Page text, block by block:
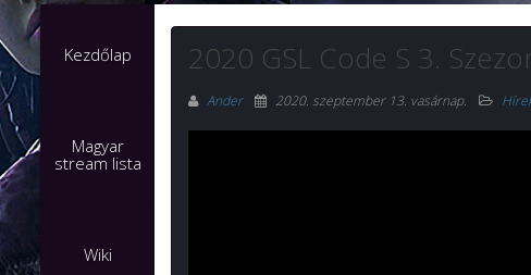
Kezdőlap
Magyar
stream lista
Wiki
2020 GSL Code S 3.
Ander 2020. szeptember 13. vasárnap.